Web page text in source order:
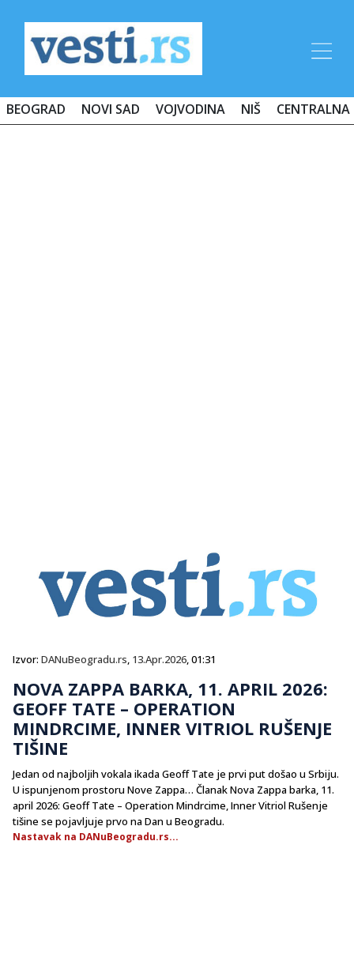
BEOGRAD NOVI SAD VOJVODINA NIŠ CENTRALNA
Izvor: DANuBeogradu.rs, 13.Apr.2026, 01:31
NOVA ZAPPA BARKA, 11. APRIL 2026:
GEOFF TATE – OPERATION
MINDRCIME, INNER VITRIOL RUŠENJE
TIŠINE
Jedan od najboljih vokala ikada Geoff Tate je prvi put došao u Srbiju.
U ispunjenom prostoru Nove Zappa… Članak Nova Zappa barka, 11.
april 2026: Geoff Tate – Operation Mindrcime, Inner Vitriol Rušenje
tišine se pojavljuje prvo na Dan u Beogradu.
Nastavak na DANuBeogradu.rs...